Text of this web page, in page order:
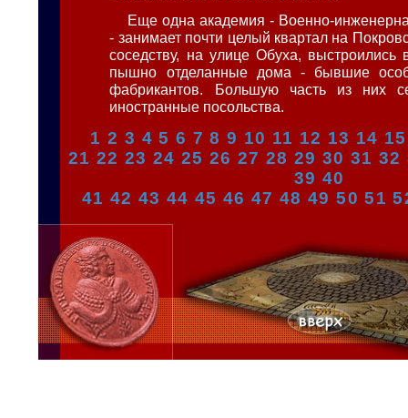
Еще одна академия - Военно-
- занимает почти целый квартал на
соседству, на улице Обуха,
пышно отделанные дома - бывшие
фабрикантов. Большую часть из них
иностранные посольства.
1 2 3 4 5 6 7 8 9 10 11 12 13 14 15
21 22 23 24 25 26 27 28 29 30 31 32
39 40
41 42 43 44 45 46 47 48 49 50 51